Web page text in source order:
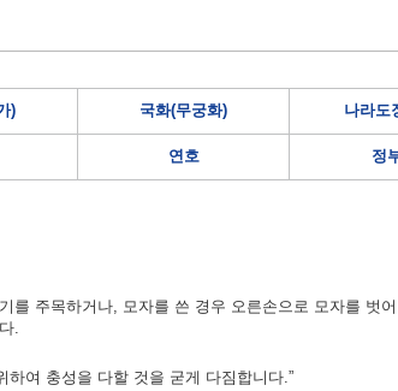
) 국화(무궁화) 나라도
연호 정
주목하거나, 모자를 쓴 경우 오른손으로 모자를 벗
.
여 충성을 다할 것을 굳게 다짐합니다.”